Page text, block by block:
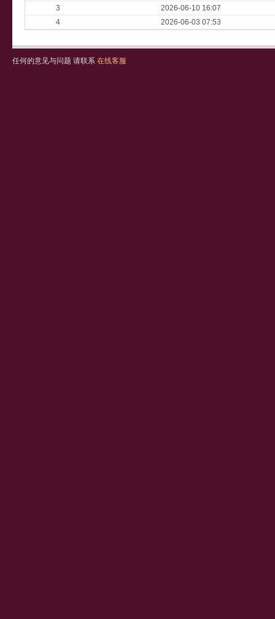
3
2026-06-10 16:07
4
2026-06-03 07:53
任何的意见与问题 请联系 在线客服